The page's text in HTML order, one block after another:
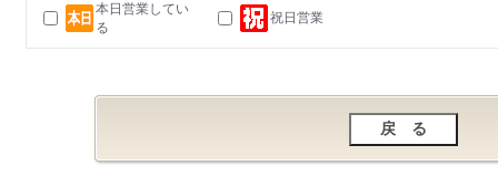
本日営業してい
る
祝日営業